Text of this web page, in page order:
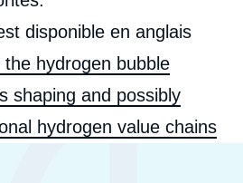
disponible en anglais
the hydrogen bubble
shaping and possibly
hydrogen value chains